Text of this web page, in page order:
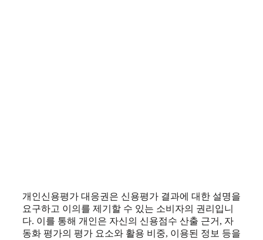
개인신용평가 대응권은 신용평가 결과에 대한 설명을
요구하고 이의를 제기할 수 있는 소비자의 권리입니
다. 이를 통해 개인은 자신의 신용점수 산출 근거, 자
동화 평가의 평가 요소와 활용 비중, 이용된 정보 등을